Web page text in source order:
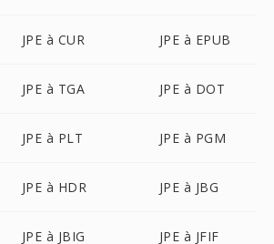
JPE à CUR JPE à EPUB
JPE à TGA JPE à DOT
JPE à PLT JPE à PGM
JPE à HDR JPE à JBG
JPE à JBIG JPE à JFIF